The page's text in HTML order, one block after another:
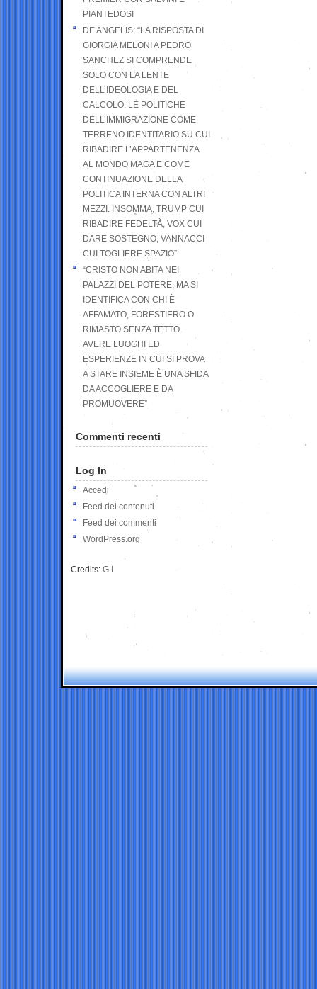
PIANTEDOSI
DE ANGELIS: “LA RISPOSTA DI
GIORGIA MELONI A PEDRO
SANCHEZ SI COMPRENDE
SOLO CON LA LENTE
DELL’IDEOLOGIA E DEL
CALCOLO: LE POLITICHE
DELL’IMMIGRAZIONE COME
TERRENO IDENTITARIO SU CUI
RIBADIRE L’APPARTENENZA
AL MONDO MAGA E COME
CONTINUAZIONE DELLA
POLITICA INTERNA CON ALTRI
MEZZI. INSOMMA, TRUMP CUI
RIBADIRE FEDELTÀ, VOX CUI
DARE SOSTEGNO, VANNACCI
CUI TOGLIERE SPAZIO”
“CRISTO NON ABITA NEI
PALAZZI DEL POTERE, MA SI
IDENTIFICA CON CHI È
AFFAMATO, FORESTIERO O
RIMASTO SENZA TETTO.
AVERE LUOGHI ED
ESPERIENZE IN CUI SI PROVA
A STARE INSIEME È UNA SFIDA
DA ACCOGLIERE E DA
PROMUOVERE”
Commenti recenti
Log In
Accedi
Feed dei contenuti
Feed dei commenti
WordPress.org
Credits: G.I